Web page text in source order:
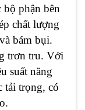
bộ phận bên
chất lượng
bám bụi.
trơn tru. Với
suất năng
tải trọng, có